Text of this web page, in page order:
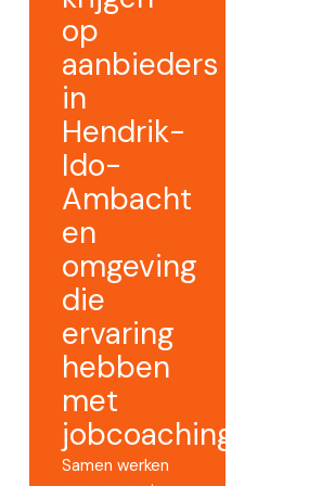
op
aanbieders
in
Hendrik-
Ido-
Ambacht
en
omgeving
die
ervaring
hebben
met
jobcoaching.
Samen werken